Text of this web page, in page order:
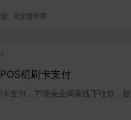
#连锁管理
机刷卡支付
支付，方便美业商家线下收款，提